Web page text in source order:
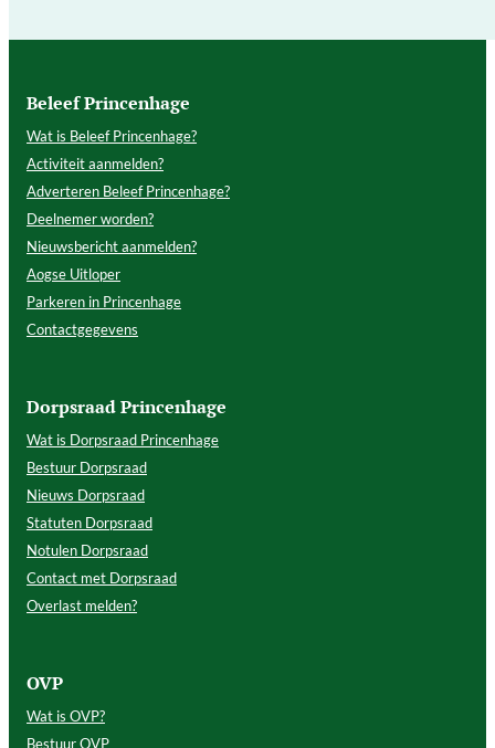
Beleef Princenhage
Wat is Beleef Princenhage?
Activiteit aanmelden?
Adverteren Beleef Princenhage?
Deelnemer worden?
Nieuwsbericht aanmelden?
Aogse Uitloper
Parkeren in Princenhage
Contactgegevens
Dorpsraad Princenhage
Wat is Dorpsraad Princenhage
Bestuur Dorpsraad
Nieuws Dorpsraad
Statuten Dorpsraad
Notulen Dorpsraad
Contact met Dorpsraad
Overlast melden?
OVP
Wat is OVP?
Bestuur OVP